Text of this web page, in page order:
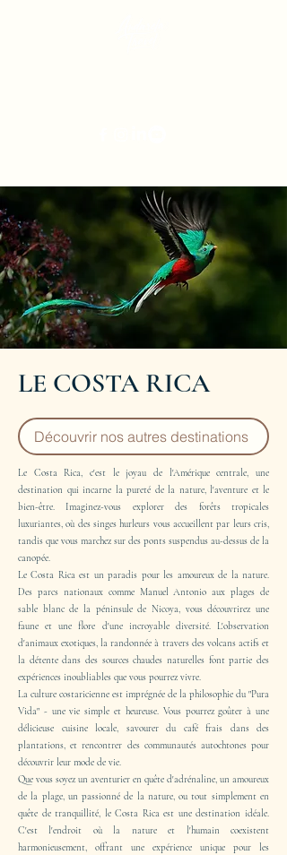
LE COSTA RICA
Découvrir nos autres destinations
Le Costa Rica, c'est le joyau de l'Amérique centrale, une
destination qui incarne la pureté de la nature, l'aventure et le
bien-être. Imaginez-vous explorer des forêts tropicales
luxuriantes, où des singes hurleurs vous accueillent par leurs cris,
tandis que vous marchez sur des ponts suspendus au-dessus de la
canopée.
Le Costa Rica est un paradis pour les amoureux de la nature.
Des parcs nationaux comme Manuel Antonio aux plages de
sable blanc de la péninsule de Nicoya, vous découvrirez une
faune et une flore d'une incroyable diversité. L'observation
d'animaux exotiques, la randonnée à travers des volcans actifs et
la détente dans des sources chaudes naturelles font partie des
expériences inoubliables que vous pourrez vivre.
La culture costaricienne est imprégnée de la philosophie du "Pura
Vida" - une vie simple et heureuse. Vous pourrez goûter à une
délicieuse cuisine locale, savourer du café frais dans des
plantations, et rencontrer des communautés autochtones pour
découvrir leur mode de vie.
Que vous soyez un aventurier en quête d'adrénaline, un amoureux
de la plage, un passionné de la nature, ou tout simplement en
quête de tranquillité, le Costa Rica est une destination idéale.
C'est l'endroit où la nature et l'humain coexistent
harmonieusement, offrant une expérience unique pour les